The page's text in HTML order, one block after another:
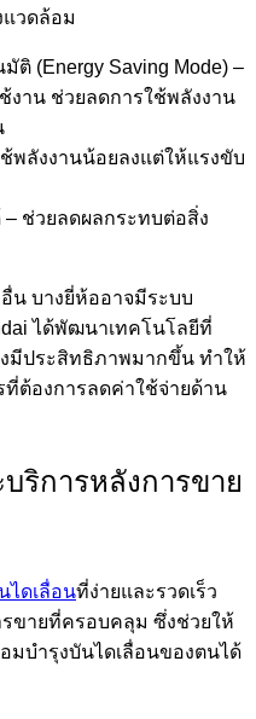
วดล้อม
ติ (Energy Saving Mode) –
งาน ช่วยลดการใช้พลังงาน
พลังงานน้อยลงแต่ให้แรงขับ
– ช่วยลดผลกระทบต่อสิ่ง
น บางยี่ห้ออาจมีระบบ
ได้พัฒนาเทคโนโลยีที่
มีประสิทธิภาพมากขึ้น ทำให้
ที่ต้องการลดค่าใช้จ่ายด้าน
ริการหลังการขาย
ไดเลื่อนที่ง่ายและรวดเร็ว
ขายที่ครอบคลุม ซึ่งช่วยให้
มบำรุงบันไดเลื่อนของตนได้